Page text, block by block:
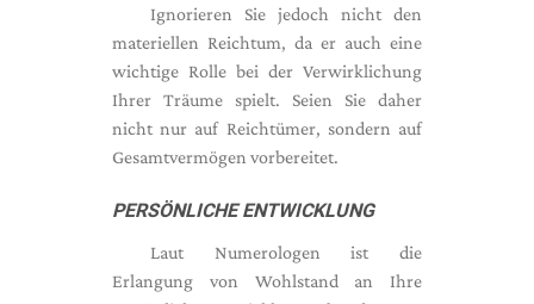
Ignorieren Sie jedoch nicht den
materiellen Reichtum, da er auch eine
wichtige Rolle bei der Verwirklichung
Ihrer Träume spielt. Seien Sie daher
nicht nur auf Reichtümer, sondern auf
Gesamtvermögen vorbereitet.
PERSÖNLICHE ENTWICKLUNG
Laut Numerologen ist die
Erlangung von Wohlstand an Ihre